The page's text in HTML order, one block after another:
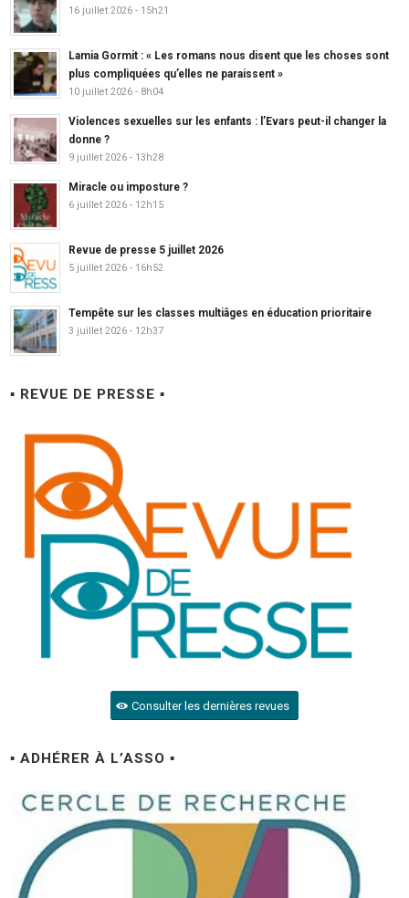
16 juillet 2026 - 15h21
Lamia Gormit : « Les romans nous disent que les choses sont
plus compliquées qu’elles ne paraissent »
10 juillet 2026 - 8h04
Violences sexuelles sur les enfants : l’Evars peut-il changer la
donne ?
9 juillet 2026 - 13h28
Miracle ou imposture ?
6 juillet 2026 - 12h15
Revue de presse 5 juillet 2026
5 juillet 2026 - 16h52
Tempête sur les classes multiâges en éducation prioritaire
3 juillet 2026 - 12h37
▪ REVUE DE PRESSE ▪
Consulter les dernières revues
▪ ADHÉRER À L’ASSO ▪